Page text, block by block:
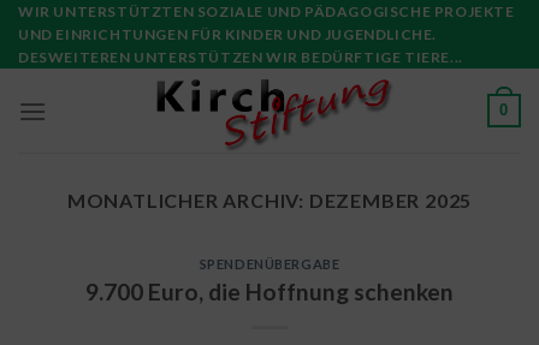
Skip
content
WIR UNTERSTÜTZTEN SOZIALE UND PÄDAGOGISCHE PROJEKTE
UND EINRICHTUNGEN FÜR KINDER UND JUGENDLICHE.
DESWEITEREN UNTERSTÜTZEN WIR BEDÜRFTIGE TIERE...
0
MONATLICHER ARCHIV: DEZEMBER 2025
SPENDENÜBERGABE
9.700 Euro, die Hoffnung schenken